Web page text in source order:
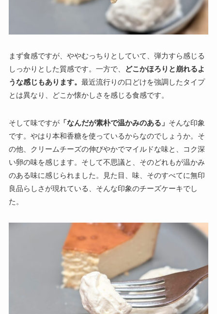
まず食感ですが、ややむっちりとしていて、弾力すら感じる
しっかりとした質感です。一方で、
どこかほろりと崩れるよ
うな感じもあります。 最近流行りの口どけを強調したタイプ
とは異なり、どこか懐かしさを感じる食感です。
そして味ですが「なんだが素朴で温かみのある」 そんな印象
です。やはり本和香糖を使っているからなのでしょうか。そ
の他、クリームチーズの伸びやかでマイルドな味と、コク深
い卵の味を感じます。そして不思議と、そのどれもが温かみ
のある味に感じられました。見た目、味、そのすべてに無印
良品らしさが現れている、そんな印象のチーズケーキでし
た。